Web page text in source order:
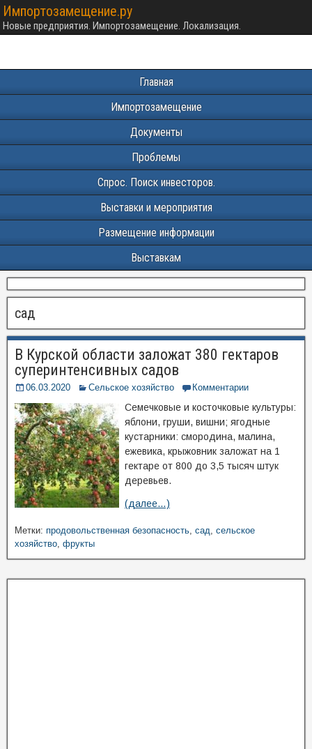
Импортозамещение.ру
Новые предприятия. Импортозамещение. Локализация.
Главная
Импортозамещение
Документы
Проблемы
Спрос. Поиск инвесторов.
Выставки и мероприятия
Размещение информации
Выставкам
сад
В Курской области заложат 380 гектаров
суперинтенсивных садов
06.03.2020 Сельское хозяйство Комментарии
Семечковые и косточковые культуры:
яблони, груши, вишни; ягодные
кустарники: смородина, малина,
ежевика, крыжовник заложат на 1
гектаре от 800 до 3,5 тысяч штук
деревьев.
(далее…)
Метки: продовольственная безопасность, сад, сельское
хозяйство, фрукты